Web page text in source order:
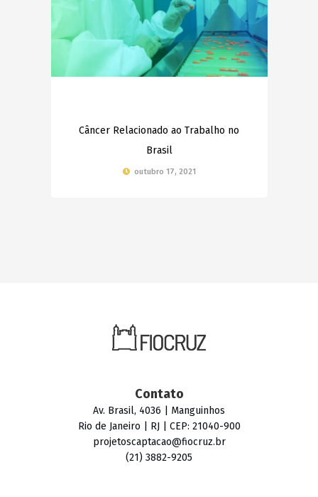
Câncer Relacionado ao Trabalho no
Brasil
outubro 17, 2021
Contato
Av. Brasil, 4036 | Manguinhos
Rio de Janeiro | RJ | CEP: 21040-900
projetoscaptacao@fiocruz.br
(21) 3882-9205